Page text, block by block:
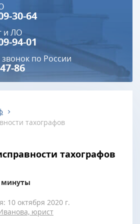
30-64
и ЛО
94-01
по России
86
тахографов
тахографов
минуты
10 октября 2020 г.
юрист